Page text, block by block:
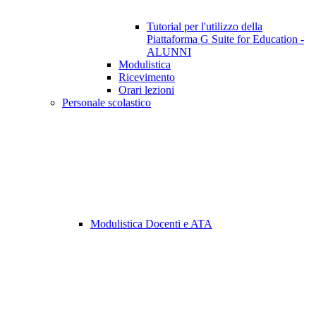
Tutorial per l'utilizzo della
Piattaforma G Suite for Education -
ALUNNI
Modulistica
Ricevimento
Orari lezioni
Personale scolastico
Modulistica Docenti e ATA